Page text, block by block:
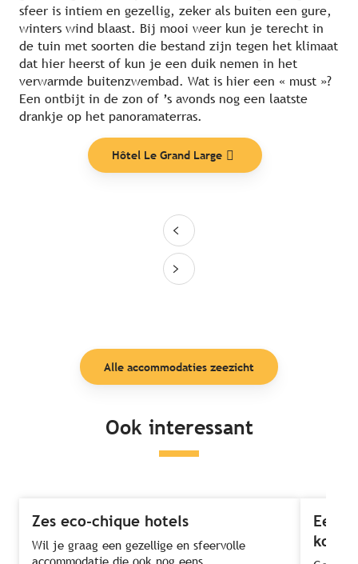
sfeer is intiem en gezellig, zeker als buiten een gure,
winters wind blaast. Bij mooi weer kun je terecht in
de tuin met soorten die bestand zijn tegen het klimaat
dat hier heerst of kun je een duik nemen in het
verwarmde buitenzwembad. Wat is hier een « must »?
Een ontbijt in de zon of ’s avonds nog een laatste
drankje op het panoramaterras.
Hôtel Le Grand Large
Alle accommodaties zeezicht
Ook interessant
Zes eco-chique hotels
Wil je graag een gezellige en sfeervolle
Een
kok